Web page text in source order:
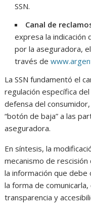
SSN.
Canal de
expresa la indicación
por la aseguradora,
través de
La SSN fundamentó el
regulación específica
defensa del
“botón de baja” a las
aseguradora.
En síntesis, la
mecanismo de
la información que
la forma de
transparencia y